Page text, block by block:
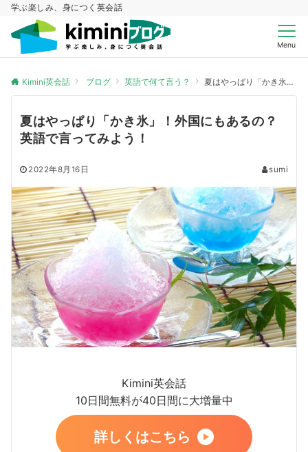
学ぶ楽しみ、身につく英会話
Menu
Kimini英会話 ブログ 英語で何て言う？ 夏はやっぱり「かき氷」！外国にもあるの？英語で言ってみよう！
夏はやっぱり「かき氷」！外国にもあるの？
英語で言ってみよう！
2022年8月16日 sumi
Kimini英会話
10日間無料が40日間に大増量中
詳しくはこちら